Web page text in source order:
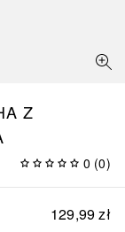
Z
0 (0)
129,99 zł